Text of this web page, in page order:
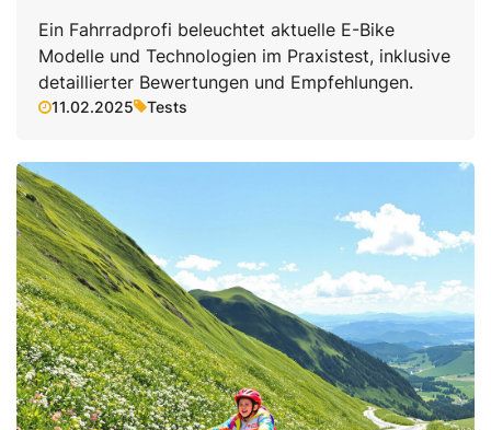
Ein Fahrradprofi beleuchtet aktuelle E-Bike
Modelle und Technologien im Praxistest, inklusive
detaillierter Bewertungen und Empfehlungen.
11.02.2025 Tests